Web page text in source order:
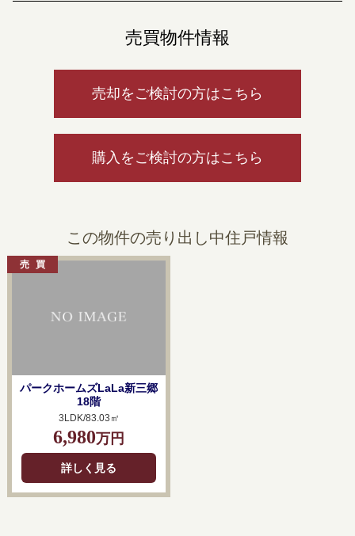
売買物件情報
売却をご検討の方はこちら
購入をご検討の方はこちら
この物件の売り出し中住戸情報
パークホームズLaLa新三郷
18階
3LDK/83.03㎡
6,980万円
詳しく見る